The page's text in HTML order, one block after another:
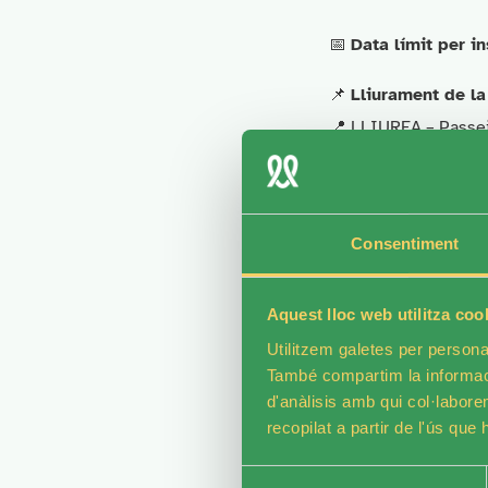
Consentiment
Aquest lloc web utilitza
Utilitzem galetes per
També compartim la
d'anàlisis amb qui
recopilat a partir de l'ús que
📅 Data límit per
📌 Lliurament de
📍 LLIUREA –
Més
Si necessites
📞 Telèfons:
✉Correu